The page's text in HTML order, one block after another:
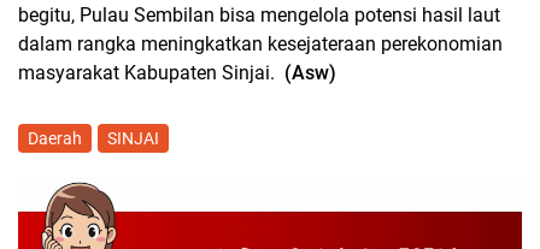
begitu, Pulau Sembilan bisa mengelola potensi hasil laut
dalam rangka meningkatkan kesejateraan perekonomian
masyarakat Kabupaten Sinjai. (Asw)
Daerah SINJAI